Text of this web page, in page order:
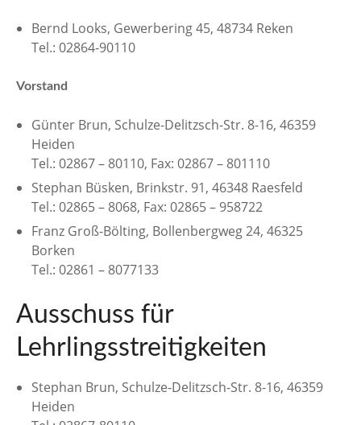
Bernd Looks, Gewerbering 45, 48734 Reken
Tel.: 02864-90110
Vorstand
Günter Brun, Schulze-Delitzsch-Str. 8-16, 46359
Heiden
Tel.: 02867 – 80110, Fax: 02867 – 801110
Stephan Büsken, Brinkstr. 91, 46348 Raesfeld
Tel.: 02865 – 8068, Fax: 02865 – 958722
Franz Groß-Bölting, Bollenbergweg 24, 46325
Borken
Tel.: 02861 – 8077133
Ausschuss für
Lehrlingsstreitigkeiten
Stephan Brun, Schulze-Delitzsch-Str. 8-16, 46359
Heiden